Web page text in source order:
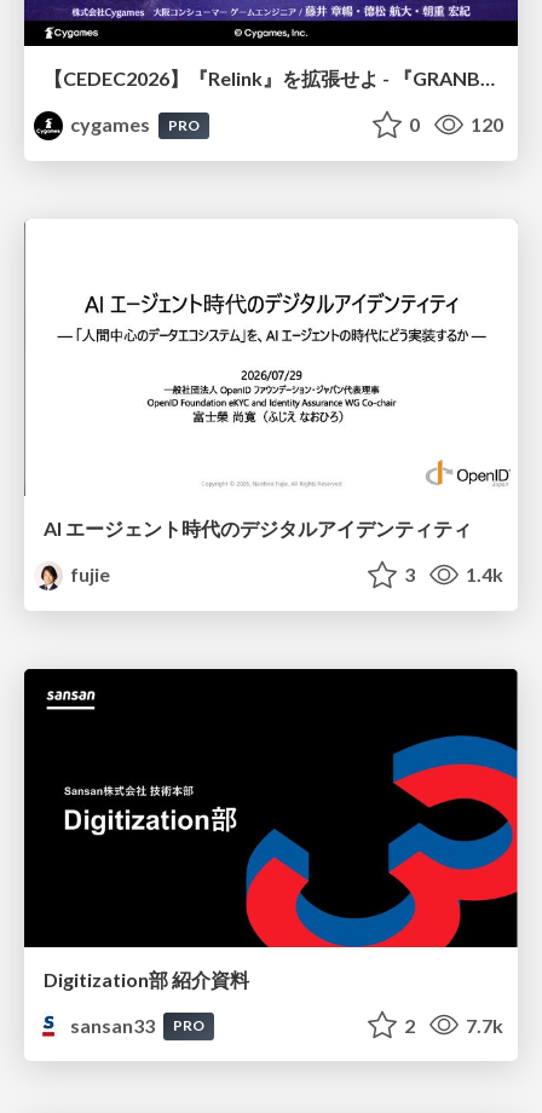
cygames
PRO 0 120
AI エージェント時代のデジタルアイデンティティ
fujie
3 1.4k
Digitization部 紹介資料
sansan33
PRO 2 7.7k